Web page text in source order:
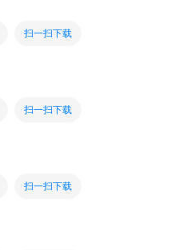
扫一扫下载
扫一扫下载
扫一扫下载